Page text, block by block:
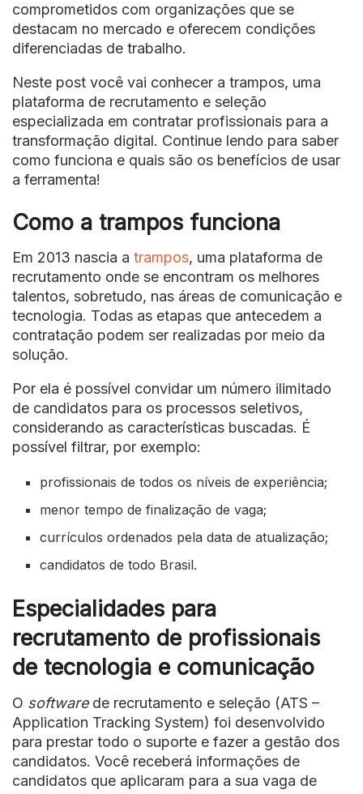
comprometidos com organizações que se
destacam no mercado e oferecem condições
diferenciadas de trabalho.
Neste post você vai conhecer a trampos, uma
plataforma de recrutamento e seleção
especializada em contratar profissionais para a
transformação digital. Continue lendo para saber
como funciona e quais são os benefícios de usar
a ferramenta!
Como a trampos funciona
Em 2013 nascia a trampos, uma plataforma de
recrutamento onde se encontram os melhores
talentos, sobretudo, nas áreas de comunicação e
tecnologia. Todas as etapas que antecedem a
contratação podem ser realizadas por meio da
solução.
Por ela é possível convidar um número ilimitado
de candidatos para os processos seletivos,
considerando as características buscadas. É
possível filtrar, por exemplo:
profissionais de todos os níveis de experiência;
menor tempo de finalização de vaga;
currículos ordenados pela data de atualização;
candidatos de todo Brasil.
Especialidades para
recrutamento de profissionais
de tecnologia e comunicação
O softwarede recrutamento e seleção (ATS –
Application Tracking System) foi desenvolvido
para prestar todo o suporte e fazer a gestão dos
candidatos. Você receberá informações de
candidatos que aplicaram para a sua vaga de